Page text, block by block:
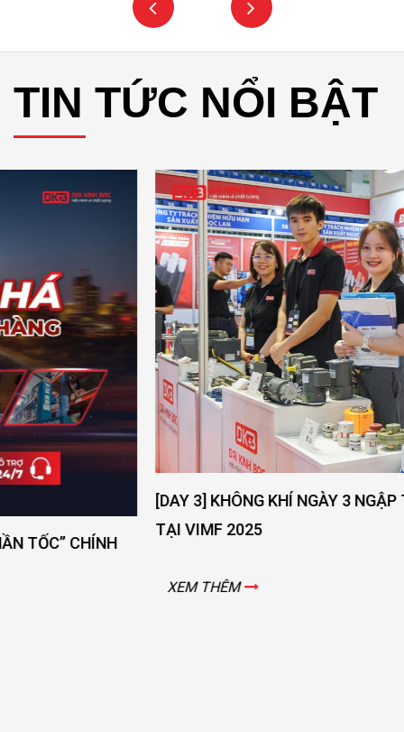
TIN TỨC NỔI BẬT
[DAY 3] KHÔNG KHÍ NGÀY 3 NGẬP TRÀN NĂNG LƯỢNG
TẠI VIMF 2025